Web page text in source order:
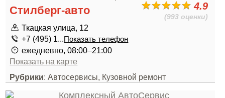
4.9
(993 оценки)
Стилберг-авто
Ткацкая улица, 12
+7 (495) 1...Показать телефон
ежедневно, 08:00–21:00
Показать на карте
Рубрики: Автосервисы, Кузовной ремонт